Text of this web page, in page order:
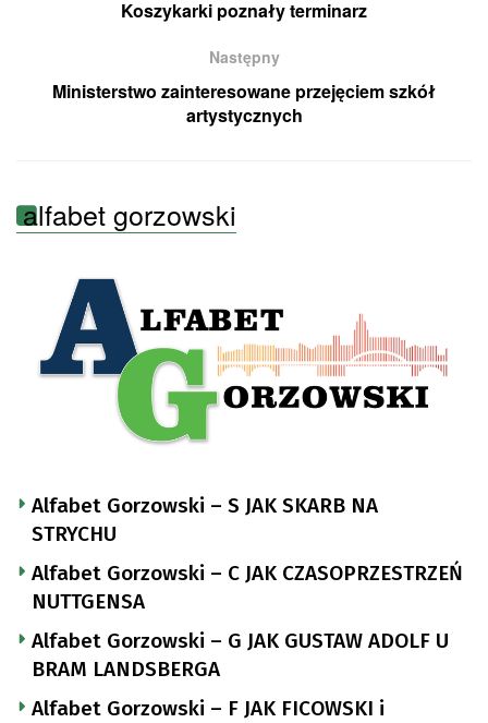
Koszykarki poznały terminarz
Następny
Ministerstwo zainteresowane przejęciem szkół
artystycznych
alfabet gorzowski
Alfabet Gorzowski – S JAK SKARB NA
STRYCHU
Alfabet Gorzowski – C JAK CZASOPRZESTRZEŃ
NUTTGENSA
Alfabet Gorzowski – G JAK GUSTAW ADOLF U
BRAM LANDSBERGA
Alfabet Gorzowski – F JAK FICOWSKI i